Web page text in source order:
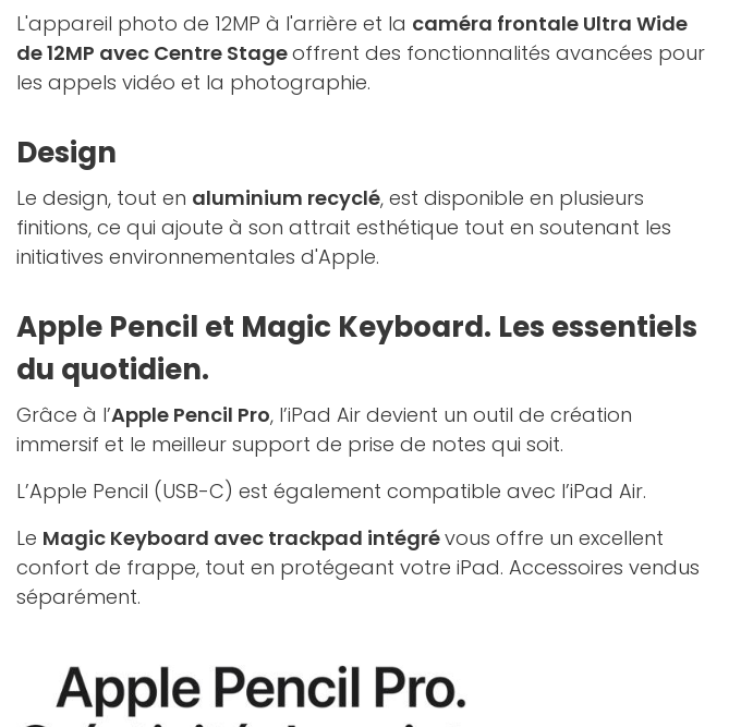
L'appareil photo de 12MP à l'arrière et la caméra frontale Ultra Wide
de 12MP avec Centre Stageoffrent des fonctionnalités avancées pour
les appels vidéo et la photographie.
Design
Le design, tout en aluminium recyclé, est disponible en plusieurs
finitions, ce qui ajoute à son attrait esthétique tout en soutenant les
initiatives environnementales d'Apple.
Apple Pencil et Magic Keyboard. Les essentiels
du quotidien.
Grâce à l’Apple Pencil Pro, l’iPad Air devient un outil de création
immersif et le meilleur support de prise de notes qui soit.
L’Apple Pencil (USB-C) est également compatible avec l’iPad Air.
Le Magic Keyboard avec trackpad intégrévous offre un excellent
confort de frappe, tout en protégeant votre iPad. Accessoires vendus
séparément.